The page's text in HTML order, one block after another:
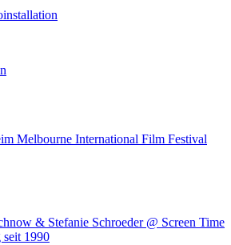
Melbourne International Film Festival
& Stefanie Schroeder @ Screen Time
1990